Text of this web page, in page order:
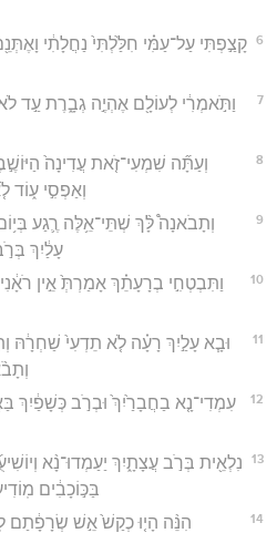
6
קָצַ֣פְתִּי עַל־עַמִּ֗י חִלַּ֙לְתִּי֙ נַחֲלָתִ֔י
7
וַתֹּ֣אמְרִ֔י לְעוֹלָ֖ם אֶהְיֶ֣ה גְבָ֑רֶת עַ֣ד
8
וְעַתָּ֞ה שִׁמְעִי־זֹ֤את עֲדִינָה֙
וְאַפְסִ֣י ע֑וֹד
9
וְתָבֹאנָה֩ לָּ֨ךְ שְׁתֵּי־אֵ֥לֶּה רֶ֛גַע
עָלַ֔יִךְ
10
וַתִּבְטְחִ֣י בְרָעָתֵ֗ךְ אָמַרְתְּ֙ אֵ֣ין
11
וּבָ֧א עָלַ֣יִךְ רָעָ֗ה לֹ֤א תֵדְעִי֙ שַׁחְרָ֔הּ
12
עִמְדִי־נָ֤א בַחֲבָרַ֙יִךְ֙ וּבְרֹ֣ב כְּשָׁפַ֔יִךְ
13
נִלְאֵ֖ית בְּרֹ֣ב עֲצָתָ֑יִךְ יַעַמְדוּ־נָ֨א
בַּכּ֣וֹכָבִ֔ים
14
הִנֵּ֨ה הָי֤וּ כְקַשׁ֙ אֵ֣שׁ שְׂרָפָ֔תַם